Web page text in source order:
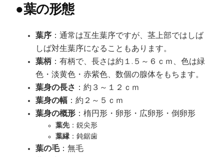
●葉の形態
葉序 ：通常は互生葉序ですが、茎上部ではしば
しば対生葉序になることもあります。
葉柄 ：有柄で、長さは約１.５～６ｃｍ、色は緑
色・淡黄色・赤紫色、数個の腺体をもちます。
葉身の長さ ：約３～１２ｃｍ
葉身の幅 ：約２～５ｃｍ
葉身の概形 ：楕円形・卵形・広卵形・倒卵形
葉先：鋭尖形
葉縁：鈍鋸歯
葉の毛：無毛